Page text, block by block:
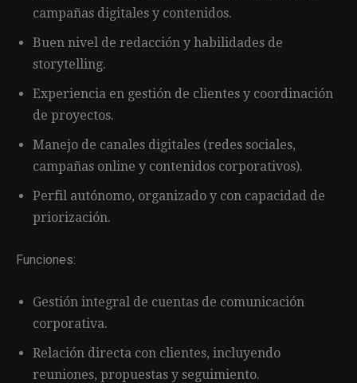
campañas digitales y contenidos.
Buen nivel de redacción y habilidades de
storytelling.
Experiencia en gestión de clientes y coordinación
de proyectos.
Manejo de canales digitales (redes sociales,
campañas online y contenidos corporativos).
Perfil autónomo, organizado y con capacidad de
priorización.
Funciones:
Gestión integral de cuentas de comunicación
corporativa.
Relación directa con clientes, incluyendo
reuniones, propuestas y seguimiento.